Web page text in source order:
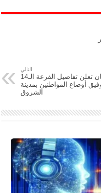
التالي
الإسكان تعلن تفاصيل القرعة الـ14
أوضاع المواطنين بمدينة
الشروق